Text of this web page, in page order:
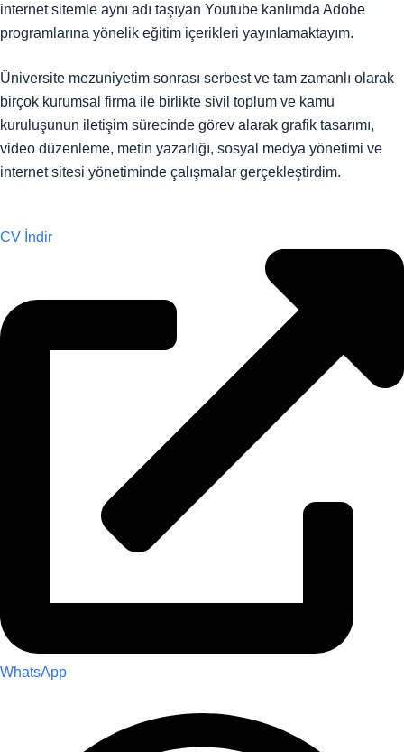
internet sitemle aynı adı taşıyan Youtube kanlımda Adobe
programlarına yönelik eğitim içerikleri yayınlamaktayım.
Üniversite mezuniyetim sonrası serbest ve tam zamanlı olarak
birçok kurumsal firma ile birlikte sivil toplum ve kamu
kuruluşunun iletişim sürecinde görev alarak grafik tasarımı,
video düzenleme, metin yazarlığı, sosyal medya yönetimi ve
internet sitesi yönetiminde çalışmalar gerçekleştirdim.
CV İndir
WhatsApp